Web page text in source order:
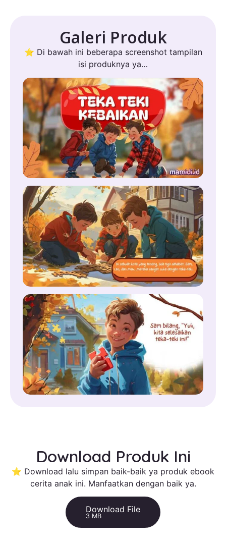
Galeri Produk
⭐ Di bawah ini beberapa screenshot tampilan
isi produknya ya…
Download Produk Ini
⭐ Download lalu simpan baik-baik ya produk ebook
cerita anak ini. Manfaatkan dengan baik ya.
Download File
3 MB